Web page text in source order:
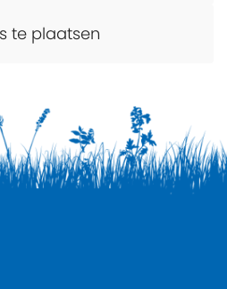
te plaatsen